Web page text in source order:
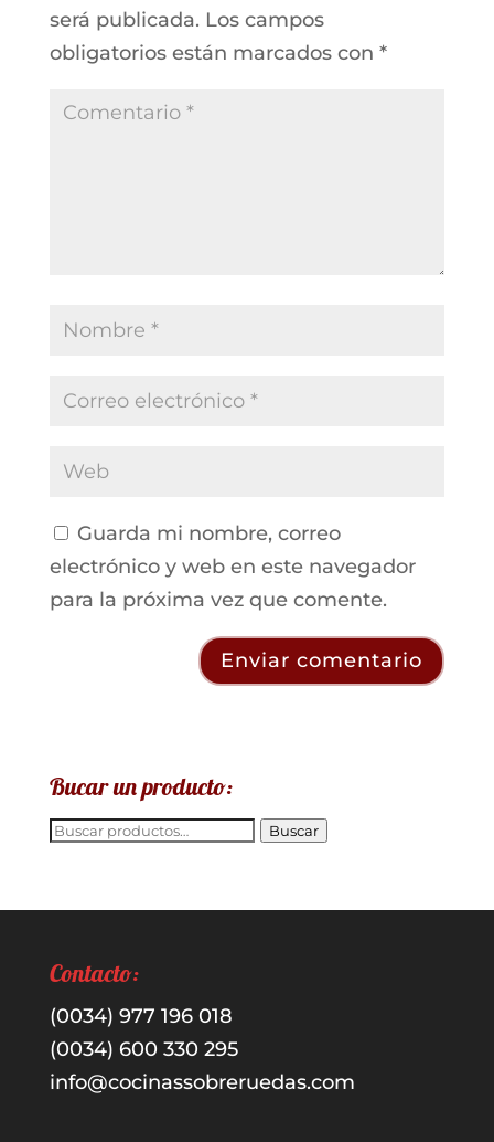
será publicada. Los campos
obligatorios están marcados con *
Guarda mi nombre, correo
electrónico y web en este navegador
para la próxima vez que comente.
Bucar un producto:
Buscar
Buscar
Contacto:
(0034) 977 196 018
(0034) 600 330 295
info@cocinassobreruedas.com